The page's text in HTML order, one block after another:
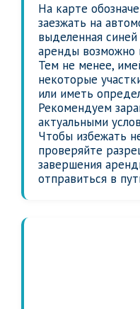
На карте
заезжать на
выделенная
аренды возможно
Тем не менее,
некоторые
или иметь
Рекомендуем
актуальными
Чтобы избежать
проверяйте
завершения
отправиться в